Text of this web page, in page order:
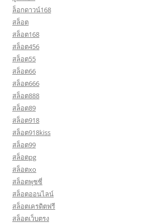
ล็อกดาวน์168
สล็อต
สล็อต168
สล็อต456
สล็อต55
สล็อต66
สล็อต666
สล็อต888
สล็อต89
สล็อต918
สล็อต918kiss
สล็อต99
สล็อตpg
สล็อตxo
สล็อตพุซซี่
สล็อตออนไลน์
สล็อตเครดิตฟรี
สล็อตเว็บตรง